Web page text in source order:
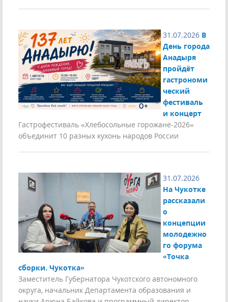
31.07.2026 В
День города
Анадыря
пройдёт
гастрономи
ческий
фестиваль
и концерт
Гастрофестиваль «Хлебосольные горожане-2026»
объединит 10 разных кухонь народов России
31.07.2026
На Чукотке
рассказали
о
концепции
молодежно
го форума
«Точка
сборки. Чукотка»
Заместитель Губернатора Чукотского автономного
округа, начальник Департамента образования и